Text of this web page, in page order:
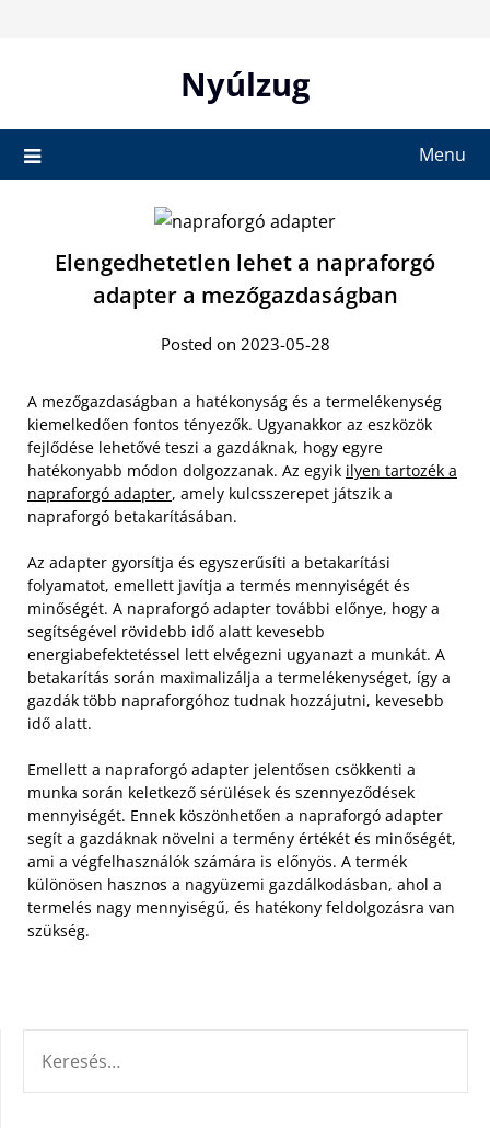
Nyúlzug
Menu
Elengedhetetlen lehet a napraforgó
adapter a mezőgazdaságban
Posted on 2023-05-28
A mezőgazdaságban a hatékonyság és a termelékenység
kiemelkedően fontos tényezők. Ugyanakkor az eszközök
fejlődése lehetővé teszi a gazdáknak, hogy egyre
hatékonyabb módon dolgozzanak. Az egyik ilyen tartozék a
napraforgó adapter, amely kulcsszerepet játszik a
napraforgó betakarításában.
Az adapter gyorsítja és egyszerűsíti a betakarítási
folyamatot, emellett javítja a termés mennyiségét és
minőségét. A napraforgó adapter további előnye, hogy a
segítségével rövidebb idő alatt kevesebb
energiabefektetéssel lett elvégezni ugyanazt a munkát. A
betakarítás során maximalizálja a termelékenységet, így a
gazdák több napraforgóhoz tudnak hozzájutni, kevesebb
idő alatt.
Emellett a napraforgó adapter jelentősen csökkenti a
munka során keletkező sérülések és szennyeződések
mennyiségét. Ennek köszönhetően a napraforgó adapter
segít a gazdáknak növelni a termény értékét és minőségét,
ami a végfelhasználók számára is előnyös. A termék
különösen hasznos a nagyüzemi gazdálkodásban, ahol a
termelés nagy mennyiségű, és hatékony feldolgozásra van
szükség.